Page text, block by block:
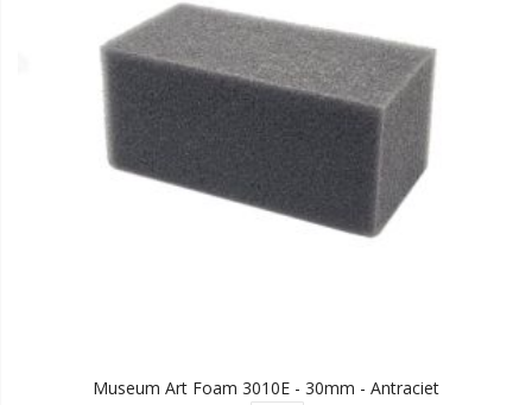
Museum Art Foam 3010E - 30mm - Antraciet